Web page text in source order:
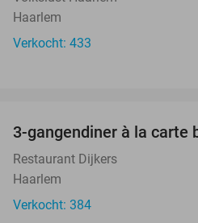
Haarlem
Verkocht: 433
3-gangendiner à la carte
Restaurant Dijkers
Haarlem
Verkocht: 384